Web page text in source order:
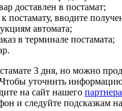
доставлен в постамат;
постамату, вводите
автомата;
в терминале постамата;
3 дня, но можно
уточнить
на сайт нашего партнера
и следуйте подсказкам